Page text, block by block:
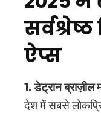
ऐप्स
1. डेट्रान ब्राज़ील
देश में सबसे